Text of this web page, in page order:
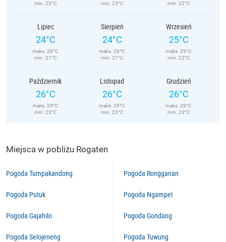
min. 23°C
min. 23°C
min. 22°C
Lipiec
24°C
maks. 28°C
min. 21°C
Sierpień
24°C
maks. 28°C
min. 21°C
Wrzesień
25°C
maks. 29°C
min. 22°C
Październik
26°C
maks. 29°C
min. 23°C
Listopad
26°C
maks. 29°C
min. 23°C
Grudzień
26°C
maks. 29°C
min. 23°C
Miejsca w pobliżu Rogaten
Pogoda Tumpakandong
Pogoda Putuk
Pogoda Gajahilo
Pogoda Selojeneng
Pogoda Rongganan
Pogoda Ngampel
Pogoda Gondang
Pogoda Tuwung